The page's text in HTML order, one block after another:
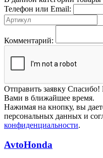
Телефон или Email:
Комментарий:
Отправить заявку Спасибо!
Вами в ближайшее время.
Нажимая на кнопку, вы
персональных данных и
конфиденциальности.
AvtoHonda